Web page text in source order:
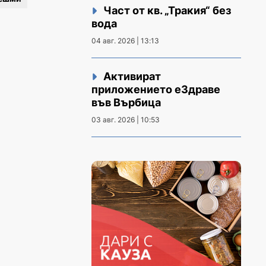
Част от кв. „Тракия“ без
вода
04 авг. 2026 | 13:13
Активират
приложението еЗдраве
във Върбица
03 авг. 2026 | 10:53